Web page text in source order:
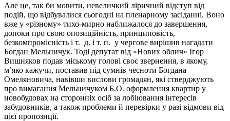
Але це, так би мовити, невеличкий ліричний відступ від
подій, що відбувалися сьогодні на пленарному засіданні. Воно
вже у «різному» тихо-мирно наближалося до завершення,
допоки про свою опозиційність, принциповість,
безкомпромісність і т. д. і т. п. у чергове вирішив нагадати
Богдан Мельничук. Тоді депутат від «Нових облич» Ігор
Вишняков подав міському голові своє звернення, в якому,
м’яко кажучи, поставив під сумнів чесноти Богдана
Омеляновича, навівши вислови громадян, які стверджують
про вимагання Мельничуком Б.О. оформлення квартир у
новобудовах на сторонніх осіб за лобіювання інтересів
забудовників, а також проблеми й перевірки у разі відмови від
цієї пропозиції.